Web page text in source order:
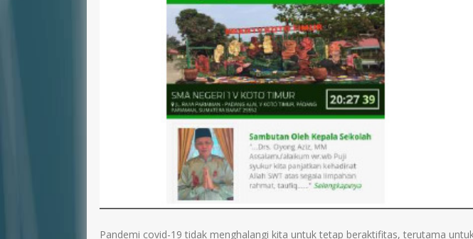
Pandemi covid-19 tidak menghalangi kita untuk tetap beraktifitas, terutama